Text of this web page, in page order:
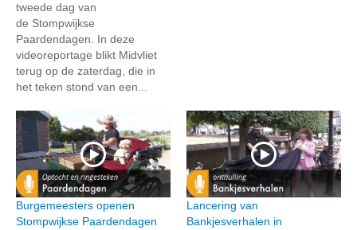
tweede dag van
de Stompwijkse
Paardendagen. In deze
videoreportage blikt Midvliet
terug op de zaterdag, die in
het teken stond van een...
Burgemeesters openen
Stompwijkse Paardendagen
Lancering van
Bankjesverhalen in